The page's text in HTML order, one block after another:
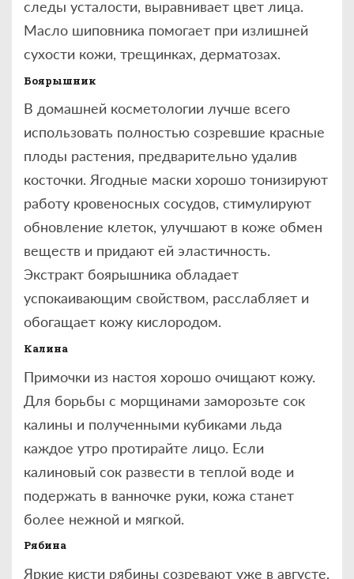
следы усталости, выравнивает цвет лица.
Масло шиповника помогает при излишней
сухости кожи, трещинках, дерматозах.
Боярышник
В домашней косметологии лучше всего
использовать полностью созревшие красные
плоды растения, предварительно удалив
косточки. Ягодные маски хорошо тонизируют
работу кровеносных сосудов, стимулируют
обновление клеток, улучшают в коже обмен
веществ и придают ей эластичность.
Экстракт боярышника обладает
успокаивающим свойством, расслабляет и
обогащает кожу кислородом.
Калина
Примочки из настоя хорошо очищают кожу.
Для борьбы с морщинами заморозьте сок
калины и полученными кубиками льда
каждое утро протирайте лицо. Если
калиновый сок развести в теплой воде и
подержать в ванночке руки, кожа станет
более нежной и мягкой.
Рябина
Яркие кисти рябины созревают уже в августе,